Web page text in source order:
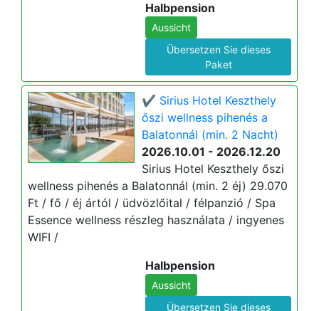
Halbpension
Aussicht
Übersetzen Sie dieses
Paket
✔️ Sirius Hotel Keszthely
őszi wellness pihenés a
Balatonnál (min. 2 Nacht)
2026.10.01 - 2026.12.20
Sirius Hotel Keszthely őszi
wellness pihenés a Balatonnál (min. 2 éj) 29.070
Ft / fő / éj ártól / üdvözlőital / félpanzió / Spa
Essence wellness részleg használata / ingyenes
WIFI /
Halbpension
Aussicht
Übersetzen Sie dieses